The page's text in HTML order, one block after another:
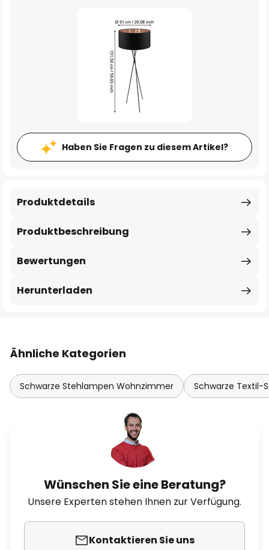
Haben Sie Fragen zu diesem Artikel?
Produktbeschreibung
Produktdetails
Bewertungen
Herunterladen
Ähnliche Kategorien
Schwarze Stehlampen Wohnzimmer Schwarze Textil-
Wünschen Sie eine Beratung?
Unsere Experten stehen Ihnen zur Verfügung.
Kontaktieren Sie uns